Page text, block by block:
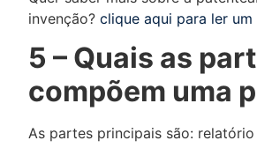
invenção? clique aqui para ler
5 – Quais as
compõem uma
As partes principais são: